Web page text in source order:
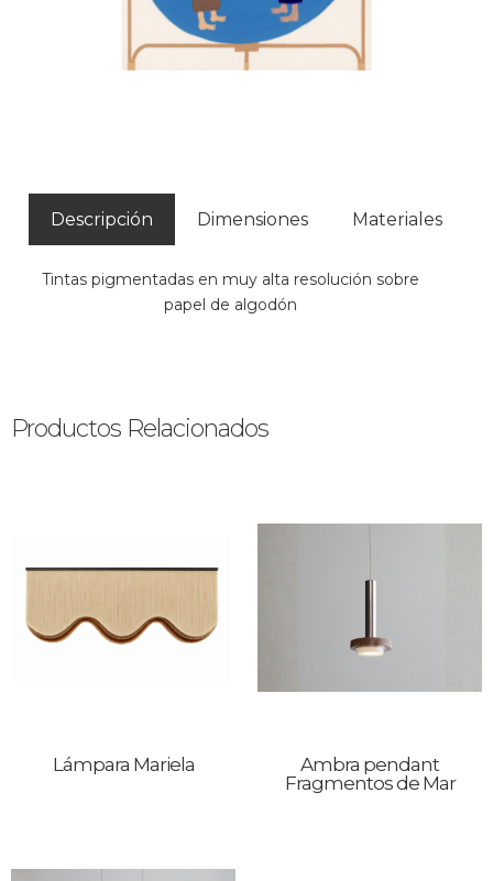
Descripción Dimensiones Materiales
Tintas pigmentadas en muy alta resolución sobre
papel de algodón
Productos Relacionados
Lámpara Mariela
Ambra pendant
Fragmentos de Mar